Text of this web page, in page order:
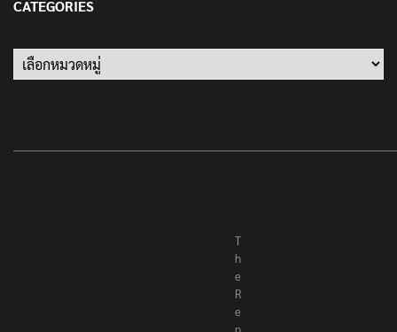
CATEGORIES
Categories
T
h
e
R
e